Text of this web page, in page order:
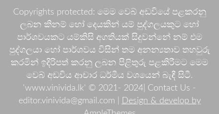
Copyrights protected: මෙම වෙබ් අඩවියේ පළකරනු
ලබන කිනම් හෝ දෙයකින් යම් පුද්ගලයකුට හෝ
පාර්ශවයකට යම්කිසි අගතියක් සිදුවන්නේ නම් එම
පුද්ගලයා හෝ පාර්ශවය විසින් තම අනන්‍යතාව තහවුරු
කරමින් ඉදිරිපත් කරනු ලබන පිළිතුරු පළකිරීමට මෙම
වෙබ් අඩවිය ආචාර ධර්මීය වශයෙන් බැඳී සිටී.
'www.vinivida.lk' © 2021- 2024| Contact Us -
editor.vinivida@gmail.com |
Design & develop by